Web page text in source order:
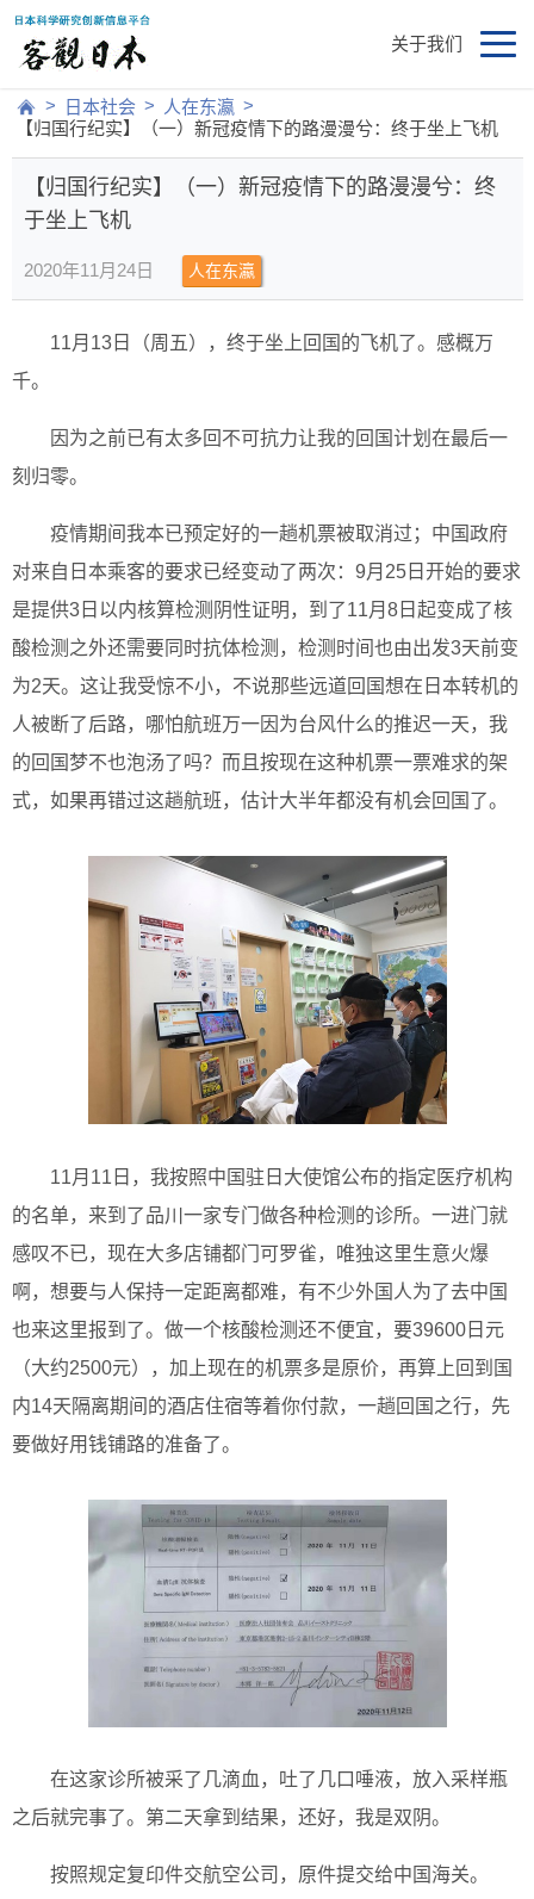
关于我们
> 日本社会 > 人在东瀛 >
【归国行纪实】（一）新冠疫情下的路漫漫兮：终于坐上飞机
【归国行纪实】（一）新冠疫情下的路漫漫兮：终
于坐上飞机
2020年11月24日 人在东瀛
11月13日（周五），终于坐上回国的飞机了。感概万
千。
因为之前已有太多回不可抗力让我的回国计划在最后一
刻归零。
疫情期间我本已预定好的一趟机票被取消过；中国政府
对来自日本乘客的要求已经变动了两次：9月25日开始的要求
是提供3日以内核算检测阴性证明，到了11月8日起变成了核
酸检测之外还需要同时抗体检测，检测时间也由出发3天前变
为2天。这让我受惊不小，不说那些远道回国想在日本转机的
人被断了后路，哪怕航班万一因为台风什么的推迟一天，我
的回国梦不也泡汤了吗？而且按现在这种机票一票难求的架
式，如果再错过这趟航班，估计大半年都没有机会回国了。
11月11日，我按照中国驻日大使馆公布的指定医疗机构
的名单，来到了品川一家专门做各种检测的诊所。一进门就
感叹不已，现在大多店铺都门可罗雀，唯独这里生意火爆
啊，想要与人保持一定距离都难，有不少外国人为了去中国
也来这里报到了。做一个核酸检测还不便宜，要39600日元
（大约2500元），加上现在的机票多是原价，再算上回到国
内14天隔离期间的酒店住宿等着你付款，一趟回国之行，先
要做好用钱铺路的准备了。
在这家诊所被采了几滴血，吐了几口唾液，放入采样瓶
之后就完事了。第二天拿到结果，还好，我是双阴。
按照规定复印件交航空公司，原件提交给中国海关。